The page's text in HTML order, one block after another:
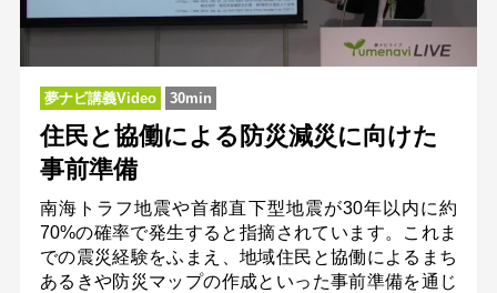
夢ナビ講義Video 30min
住民と協働による防災減災に向けた
事前準備
南海トラフ地震や首都直下型地震が30年以内に約
70%の確率で発生すると指摘されています。これま
での震災経験をふまえ、地域住民と協働によるまち
あるきや防災マップの作成といった事前準備を通じ